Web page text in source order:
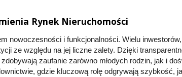
Rynek Nieruchomości
nowoczesności i funkcjonalności. Wielu
ze względu na jej liczne zalety. Dzięki
zaufanie zarówno młodych rodzin, jak i
gdzie kluczową rolę odgrywają szybkość,